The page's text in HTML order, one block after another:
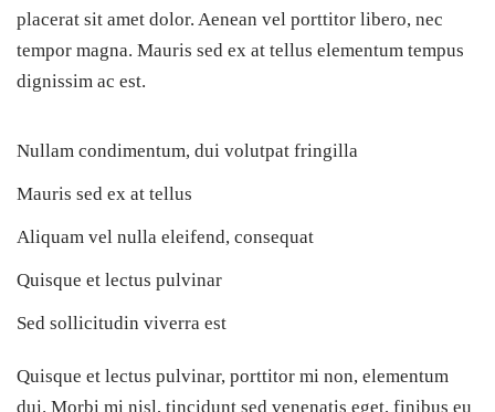
placerat sit amet dolor. Aenean vel porttitor libero, nec
tempor magna. Mauris sed ex at tellus elementum tempus
dignissim ac est.
Nullam condimentum, dui volutpat fringilla
Mauris sed ex at tellus
Aliquam vel nulla eleifend, consequat
Quisque et lectus pulvinar
Sed sollicitudin viverra est
Quisque et lectus pulvinar, porttitor mi non, elementum
dui. Morbi mi nisl, tincidunt sed venenatis eget, finibus eu